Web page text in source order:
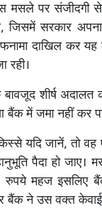
मसले पर संजीदगी
जिसमें सरकार
दाखिल कर
रही।
शीर्ष अदालत
बैंक में जमा नहीं कर
यदि जानें, तो
पैदा हो जाए।
महज इसलिए
ने उस वक्त